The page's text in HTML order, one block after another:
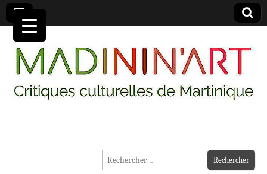
MADININ'ART
Rechercher :